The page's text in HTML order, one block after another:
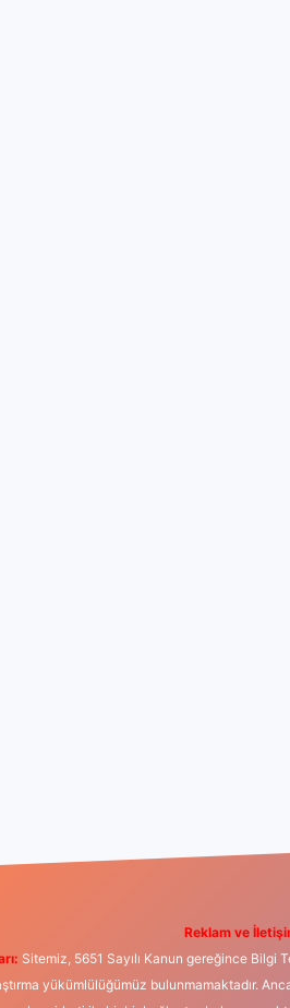
Reklam ve
Sitemiz, 5651 Sayılı Kanun gereğince
yükümlülüğümüz bulunmamaktadır.